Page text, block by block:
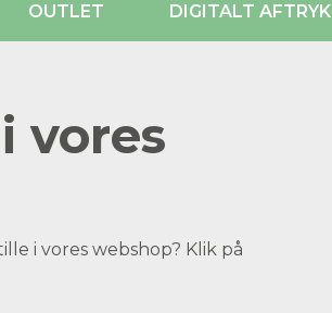
OUTLET DIGITALT AFTRYK
vores
i vores webshop? Klik på